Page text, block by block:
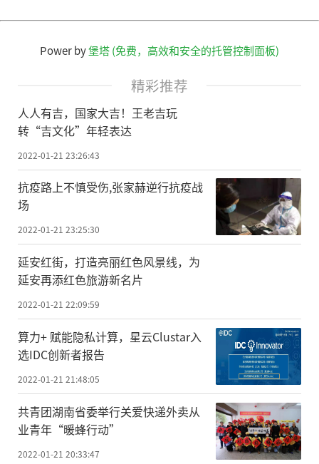
Power by堡塔 (免费，高效和安全的托管控制面板)
精彩推荐
人人有吉，国家大吉！王老吉玩
转“吉文化”年轻表达
2022-01-21 23:26:43
抗疫路上不慎受伤,张家赫逆行抗疫战
场
2022-01-21 23:25:30
延安红街，打造亮丽红色风景线，为
延安再添红色旅游新名片
2022-01-21 22:09:59
算力+ 赋能隐私计算，星云Clustar入
选IDC创新者报告
2022-01-21 21:48:05
共青团湖南省委举行关爱快递外卖从
业青年“暖蜂行动”
2022-01-21 20:33:47